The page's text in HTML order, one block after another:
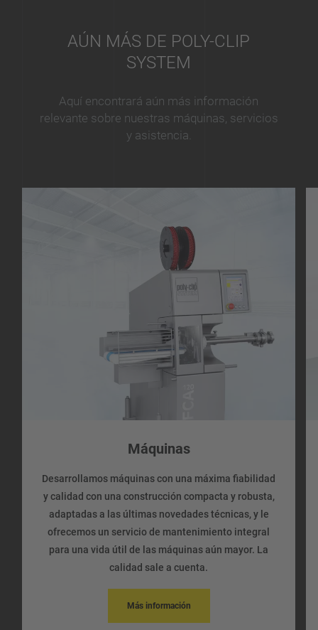
AÚN MÁS DE POLY-CLIP
SYSTEM
Aquí encontrará aún más información
relevante sobre nuestras máquinas, servicios
y asistencia.
Máquinas
Desarrollamos máquinas con una máxima fiabilidad
y calidad con una construcción compacta y robusta,
adaptadas a las últimas novedades técnicas, y le
ofrecemos un servicio de mantenimiento integral
para una vida útil de las máquinas aún mayor. La
calidad sale a cuenta.
Más información